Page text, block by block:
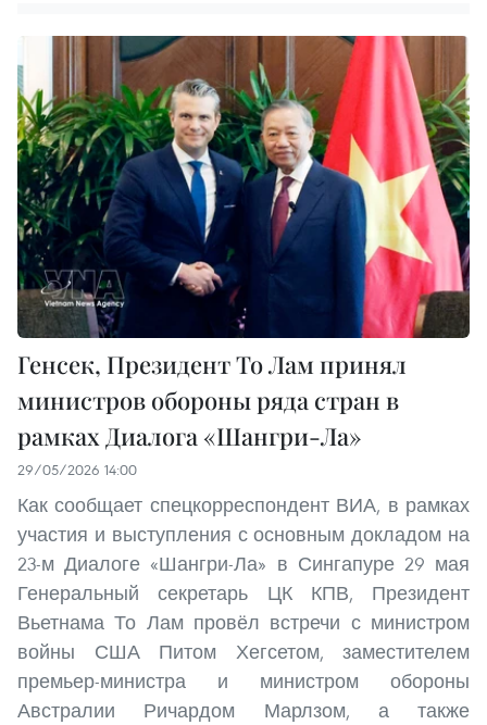
Генсек, Президент То Лам принял
министров обороны ряда стран в
рамках Диалога «Шангри-Ла»
29/05/2026 14:00
Как сообщает спецкорреспондент ВИА, в рамках
участия и выступления с основным докладом на
23-м Диалоге «Шангри-Ла» в Сингапуре 29 мая
Генеральный секретарь ЦК КПВ, Президент
Вьетнама То Лам провёл встречи с министром
войны США Питом Хегсетом, заместителем
премьер-министра и министром обороны
Австралии Ричардом Марлзом, а также